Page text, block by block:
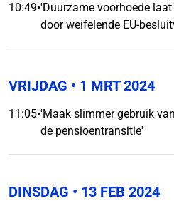
10:49•'Duurzame voorhoede
door weifelende EU-
VRIJDAG • 1 MRT 2024
11:05•'Maak slimmer gebruik
de pensioentransitie'
DINSDAG • 13 FEB 2024